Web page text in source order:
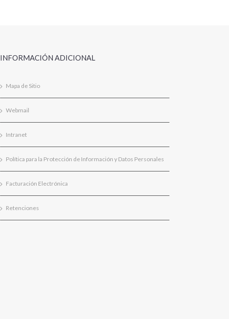
INFORMACIÓN ADICIONAL
Mapa de Sitio
Webmail
Intranet
Política para la Protección de Información y Datos Personales
Facturación Electrónica
Retenciones